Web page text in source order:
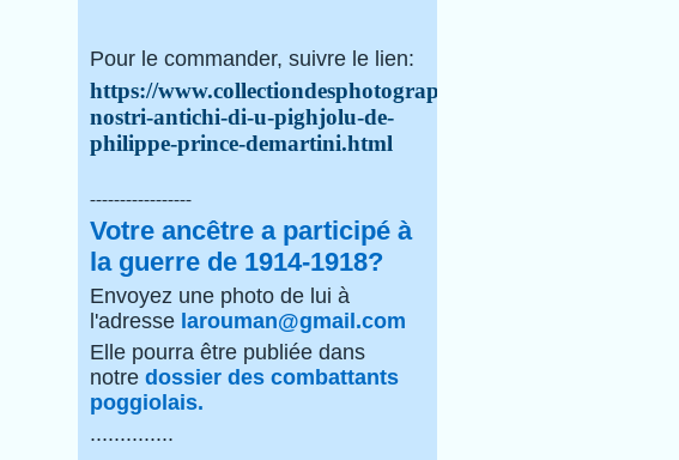
Pour le commander, suivre le lien:
https://www.collectiondesphotographes.com/i-
nostri-antichi-di-u-pighjolu-de-
philippe-prince-demartini.html
-----------------
Votre ancêtre a participé à
la guerre de 1914-1918?
Envoyez une photo de lui à
l'adresse larouman@gmail.com
Elle pourra être publiée dans
notre dossier des combattants
poggiolais.
..............